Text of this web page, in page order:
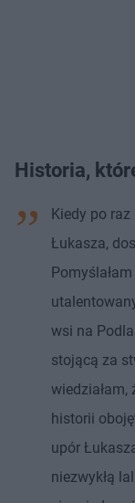
Historia,
Kiedy po
Łukasza,
wsi na
stojącą za
wiedziałam,
historii
upór
niezwykłą